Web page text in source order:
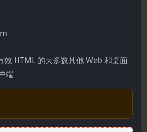
效 HTML 的大多数其他 Web 和桌面
端